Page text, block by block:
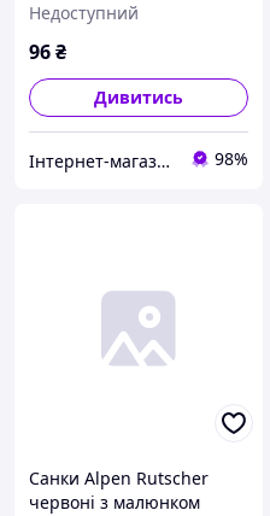
Недоступний
96₴
Дивитись
Інтернет-магазин "SANTAN" 98%
Санки Alpen Rutscher
червоні з малюнком